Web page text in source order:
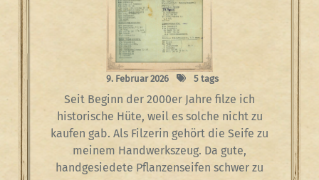
9. Februar 2026 5 tags
Seit Beginn der 2000er Jahre filze ich
historische Hüte, weil es solche nicht zu
kaufen gab. Als Filzerin gehört die Seife zu
meinem Handwerkszeug. Da gute,
handgesiedete Pflanzenseifen schwer zu